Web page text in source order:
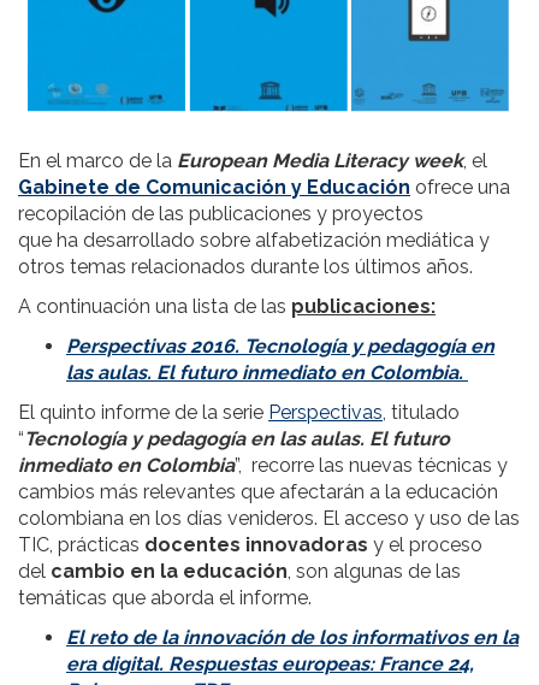
En el marco de la European Media Literacy week, el
Gabinete de Comunicación y Educación ofrece una
recopilación de las publicaciones y proyectos
que ha desarrollado sobre alfabetización mediática y
otros temas relacionados durante los últimos años.
A continuación una lista de las publicaciones:
Perspectivas 2016. Tecnología y pedagogía en
las aulas. El futuro inmediato en Colombia.
El quinto informe de la serie Perspectivas, titulado
“Tecnología y pedagogía en las aulas. El futuro
inmediato en Colombia”, recorre las nuevas técnicas y
cambios más relevantes que afectarán a la educación
colombiana en los días venideros. El acceso y uso de las
TIC, prácticas docentes innovadoras y el proceso
del cambio en la educación, son algunas de las
temáticas que aborda el informe.
El reto de la innovación de los informativos en la
era digital. Respuestas europeas: France 24,